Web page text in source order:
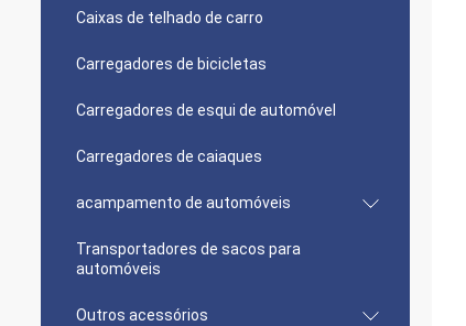
Caixas de telhado de carro
Carregadores de bicicletas
Carregadores de esqui de automóvel
Carregadores de caiaques
acampamento de automóveis
Transportadores de sacos para
automóveis
Outros acessórios